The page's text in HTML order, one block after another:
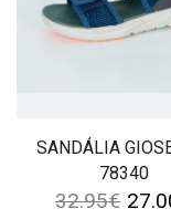
SANDÁLIA
78340
32.95€